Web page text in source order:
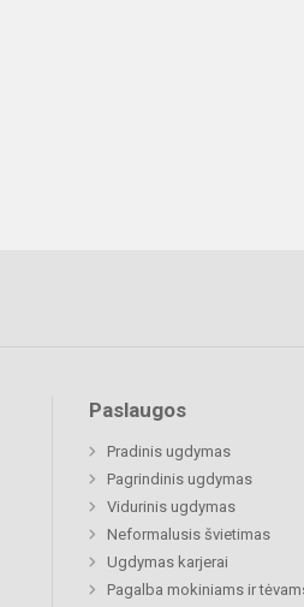
Paslaugos
Pradinis ugdymas
Pagrindinis ugdymas
Vidurinis ugdymas
Neformalusis švietimas
Ugdymas karjerai
Pagalba mokiniams ir